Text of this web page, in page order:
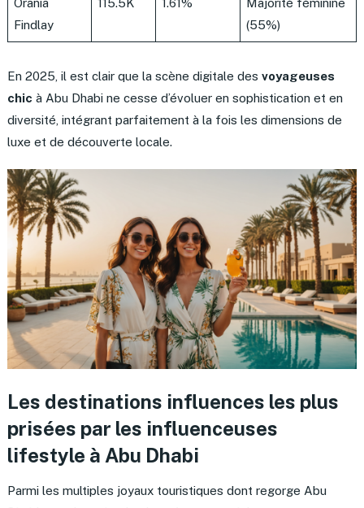
Orania
Findlay
115.5K 1.61%
Majorité féminine
(55%)
En 2025, il est clair que la scène digitale des voyageuses
chic à Abu Dhabi ne cesse d’évoluer en sophistication et en
diversité, intégrant parfaitement à la fois les dimensions de
luxe et de découverte locale.
Les destinations influences les plus
prisées par les influenceuses
lifestyle à Abu Dhabi
Parmi les multiples joyaux touristiques dont regorge Abu